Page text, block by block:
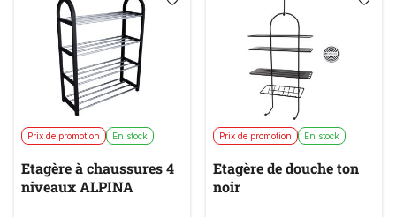
Prix de promotion En stock
Etagère à chaussures 4
niveaux ALPINA
Prix de promotion En stock
Etagère de douche ton
noir